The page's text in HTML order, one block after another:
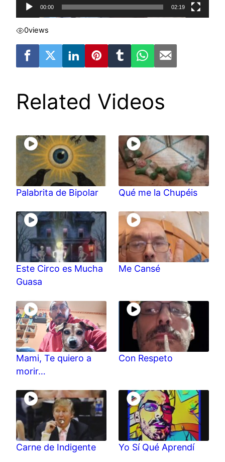
00:00 02:19
0views
Related Videos
Palabrita de Bipolar Qué me la Chupéis
Este Circo es Mucha
Guasa
Me Cansé
Mami, Te quiero a
morir…
Con Respeto
Carne de Indigente Yo Sí Qué Aprendí